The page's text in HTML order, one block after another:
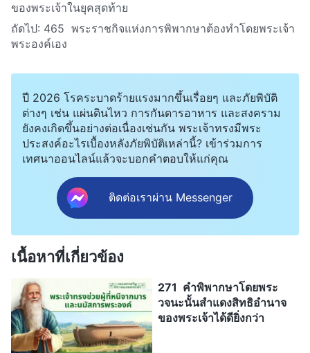
ของพระเจ้าในยุคสุดท้าย
ถัดไป: 465 พระราชกิจแห่งการพิพากษาต้องทำโดยพระเจ้า
พระองค์เอง
ปี 2026 โรคระบาดร้ายแรงมากขึ้นเรื่อยๆ และภัยพิบัติ
ต่างๆ เช่น แผ่นดินไหว การกันดารอาหาร และสงคราม
ยังคงเกิดขึ้นอย่างต่อเนื่องเช่นกัน พระเจ้าทรงมีพระ
ประสงค์อะไรเบื้องหลังภัยพิบัติเหล่านี้? เข้าร่วมการ
เทศนาออนไลน์แล้วจะบอกคำตอบให้แก่คุณ
ติดต่อเราผ่าน Messenger
เนื้อหาที่เกี่ยวข้อง
271 คำพิพากษาโดยพระ
วจนะนั้นสำแดงสิทธิอำนาจ
ของพระเจ้าได้ดียิ่งกว่า